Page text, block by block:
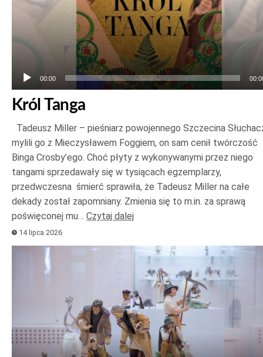
00:00
Król Tanga
Tadeusz Miller – pieśniarz powojennego Szczecina
mylili go z Mieczysławem Foggiem, on sam cenił twórczość
Binga Crosby’ego. Choć płyty z wykonywanymi przez niego
tangami sprzedawały się w tysiącach egzemplarzy,
przedwczesna śmierć sprawiła, że Tadeusz Miller na całe
dekady został zapomniany. Zmienia się to m.in. za sprawą
poświęconej mu… Czytaj dalej
14 lipca 2026
Odtwarzacz